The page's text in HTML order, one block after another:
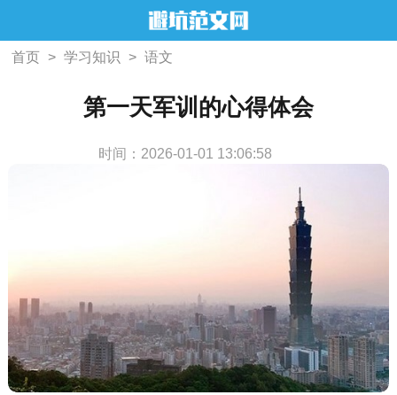
首页 > 学习知识 > 语文
第一天军训的心得体会
时间：2026-01-01 13:06:58